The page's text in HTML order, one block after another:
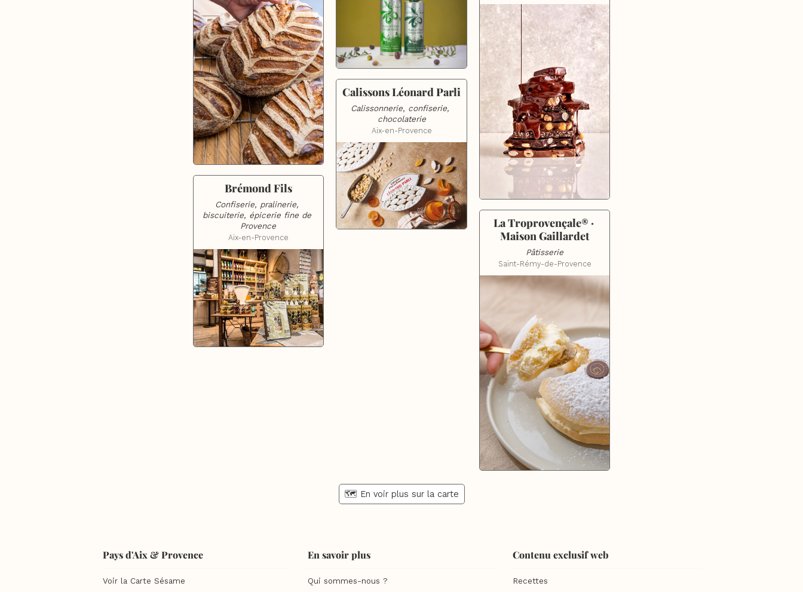
Brémond Fils
Confiserie, pralinerie,
biscuiterie, épicerie fine de
Provence
Aix-en-Provence
Calissons Léonard Parli
Calissonnerie, confiserie,
chocolaterie
Aix-en-Provence
La Troprovençale® ·
Maison Gaillardet
Pâtisserie
Saint-Rémy-de-Provence
🗺️ En voir plus sur la carte
Pays d'Aix & Provence
Voir la Carte Sésame
En savoir plus
Qui sommes-nous ?
Contenu exclusif web
Recettes